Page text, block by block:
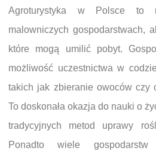
Agroturystyka w Polsce
malowniczych gospodarstwach,
które mogą umilić pobyt.
możliwość uczestnictwa w
takich jak zbieranie owoców czy
To doskonała okazja do nauki o
tradycyjnych metod uprawy
Ponadto wiele gospodarstw